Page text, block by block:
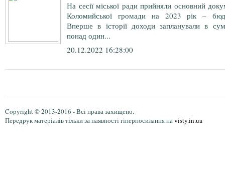
На сесії міської ради прийняли основний
Коломийської громади на 2023 рік –
Вперше в історії доходи запланували в
понад один...
20.12.2022 16:28:00
Copyright © 2013-2016 - Всі права захищено.
Передрук матеріалів тільки за наявності гіперпосилання наvisty.in.ua